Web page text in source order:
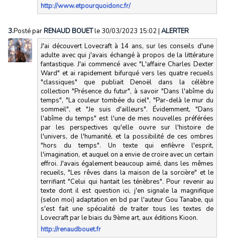
http://www.etpourquoidonc.fr/
3.Posté parRENAUD BOUETle 30/03/2023 15:02| ALERTER
J'ai découvert Lovecraft à 14 ans, sur les conseils d'une
adulte avec qui j'avais échangé à propos de la littérature
fantastique. J'ai commencé avec "L'affaire Charles Dexter
Ward" et ai rapidement bifurqué vers les quatre recueils
"classiques" que publiait Denoël dans la célèbre
collection "Présence du futur", à savoir "Dans l'abîme du
temps", "La couleur tombée du ciel", "Par-delà le mur du
sommeil", et "Je suis d'ailleurs". Évidemment, "Dans
l'abîme du temps" est l'une de mes nouvelles préférées
par les perspectives qu'elle ouvre sur l'histoire de
l'univers, de l'humanité, et la possibilité de ces ombres
"hors du temps". Un texte qui enfièvre l'esprit,
l'imagination, et auquel on a envie de croire avec un certain
effroi. J'avais également beaucoup aimé, dans les mêmes
recueils, "Les rêves dans la maison de la sorcière" et le
terrifiant "Celui qui hantait les ténèbres". Pour revenir au
texte dont il est question ici, j'en signale la magnifique
(selon moi) adaptation en bd par l'auteur Gou Tanabe, qui
s'est fait une spécialité de traiter tous les textes de
Lovecraft par le biais du 9ème art, aux éditions Kioon.
http://renaudbouet.fr